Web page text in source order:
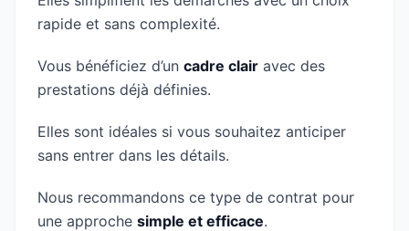
rapide et sans complexité.
Vous bénéficiez d’un cadre clair avec des
prestations déjà définies.
Elles sont idéales si vous souhaitez anticiper
sans entrer dans les détails.
Nous recommandons ce type de contrat pour
une approche simple et efficace.